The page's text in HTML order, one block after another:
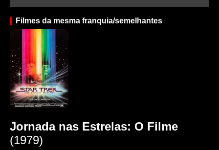
Filmes da mesma franquia/semelhantes
Jornada nas Estrelas: O Filme
(1979)